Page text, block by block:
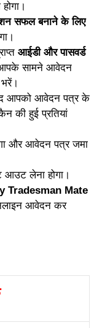
सफल बनाने के लिए
आईडी और पासवर्ड
सामने आवेदन
आपको आवेदन पत्र के
की हुई प्रतियां
और आवेदन पत्र जमा
लेना होगा।
Tradesman Mate
आवेदन कर